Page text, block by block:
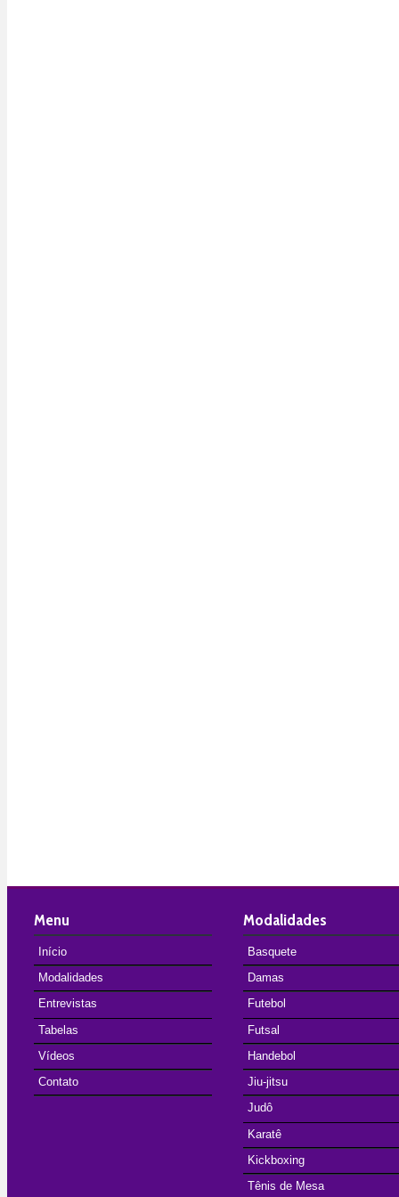
Menu
Início
Modalidades
Entrevistas
Tabelas
Vídeos
Contato
Modalidades
Basquete
Damas
Futebol
Futsal
Handebol
Jiu-jitsu
Judô
Karatê
Kickboxing
Tênis de Mesa